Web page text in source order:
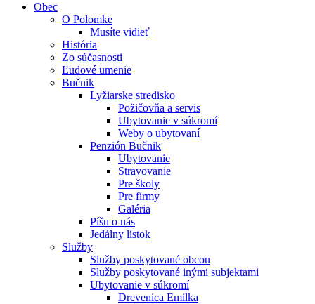
Obec
O Polomke
Musíte vidieť
História
Zo súčasnosti
Ľudové umenie
Bučnik
Lyžiarske stredisko
Požičovňa a servis
Ubytovanie v súkromí
Weby o ubytovaní
Penzión Bučnik
Ubytovanie
Stravovanie
Pre školy
Pre firmy
Galéria
Píšu o nás
Jedálny lístok
Služby
Služby poskytované obcou
Služby poskytované inými subjektami
Ubytovanie v súkromí
Drevenica Emilka